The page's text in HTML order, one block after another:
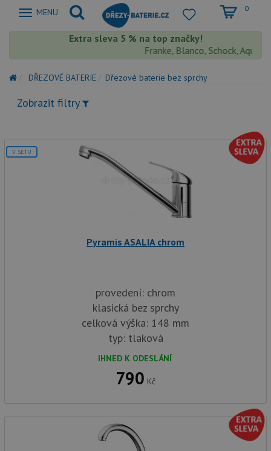
Zobrazit
MENU 0
Extra sleva 5 % na top značky!
Franke, Blanco, Schock,
DŘEZOVÉ BATERIE Dřezové baterie bez sprchy
Zobrazit filtry
V SETU
Pyramis ASALIA chrom
provedení: chrom
klasická bez sprchy
celková výška: 148 mm
typ: tlaková
IHNED K ODESLÁNÍ
790 Kč